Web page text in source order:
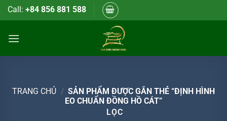
Bỏ
qua
dung
Call: +84 856 881 588
TRANG CHỦ / SẢN PHẨM ĐƯỢC GẮN THẺ “ĐỊNH HÌNH
EO CHUẨN ĐỒNG HỒ CÁT”
LỌC